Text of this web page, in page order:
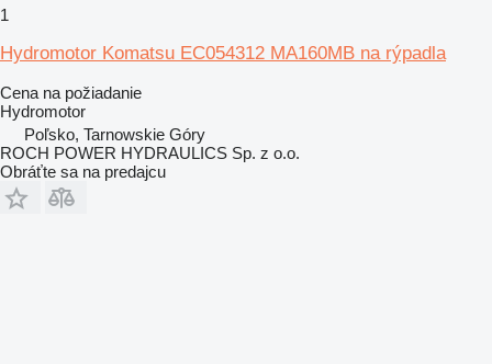
1
Hydromotor Komatsu EC054312 MA160MB na rýpadla
Cena na požiadanie
Hydromotor
Poľsko, Tarnowskie Góry
ROCH POWER HYDRAULICS Sp. z o.o.
Obráťte sa na predajcu